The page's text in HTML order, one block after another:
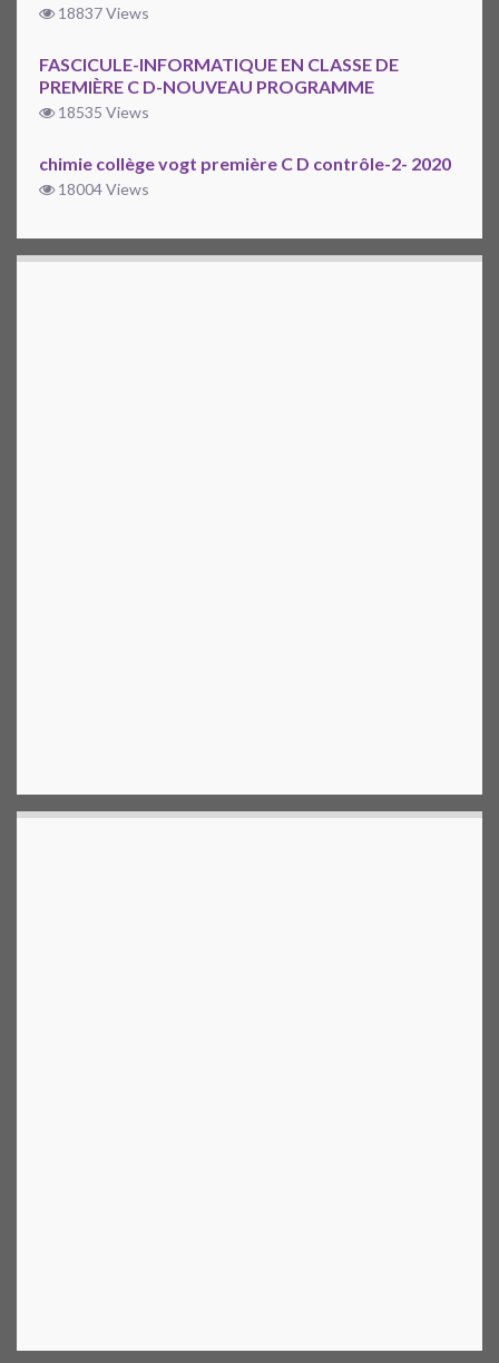
18837 Views
FASCICULE-INFORMATIQUE EN CLASSE DE
PREMIÈRE C D-NOUVEAU PROGRAMME
18535 Views
chimie collège vogt première C D contrôle-2- 2020
18004 Views